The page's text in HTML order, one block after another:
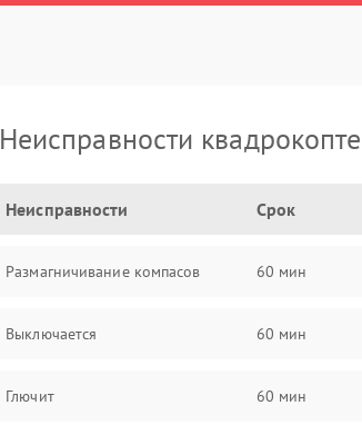
Неисправности
Неисправности Срок
Размагничивание компасов 60 мин
Выключается 60 мин
Глючит 60 мин